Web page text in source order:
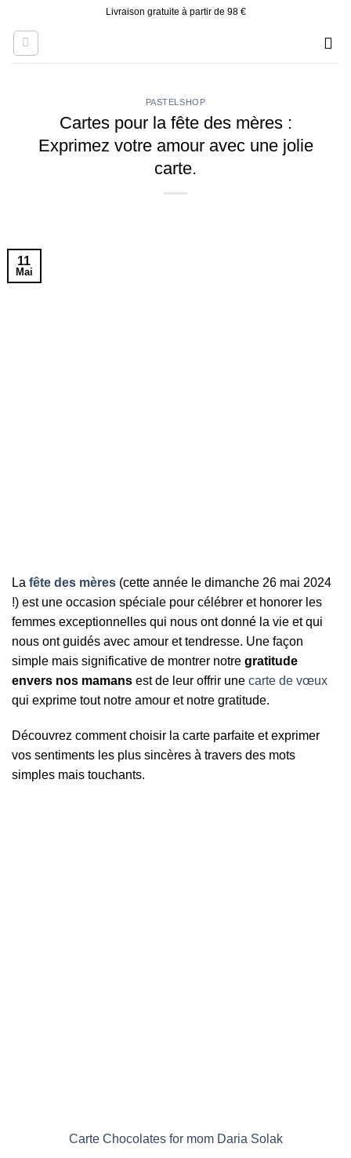
content
Livraison gratuite à partir de 98 €
PASTELSHOP
Cartes pour la fête des mères :
Exprimez votre amour avec une jolie
carte.
11
Mai
La fête des mères (cette année le dimanche 26 mai 2024
!) est une occasion spéciale pour célébrer et honorer les
femmes exceptionnelles qui nous ont donné la vie et qui
nous ont guidés avec amour et tendresse. Une façon
simple mais significative de montrer notre gratitude
envers nos mamans est de leur offrir une carte de vœux
qui exprime tout notre amour et notre gratitude.
Découvrez comment choisir la carte parfaite et exprimer
vos sentiments les plus sincères à travers des mots
simples mais touchants.
Carte Chocolates for mom Daria Solak